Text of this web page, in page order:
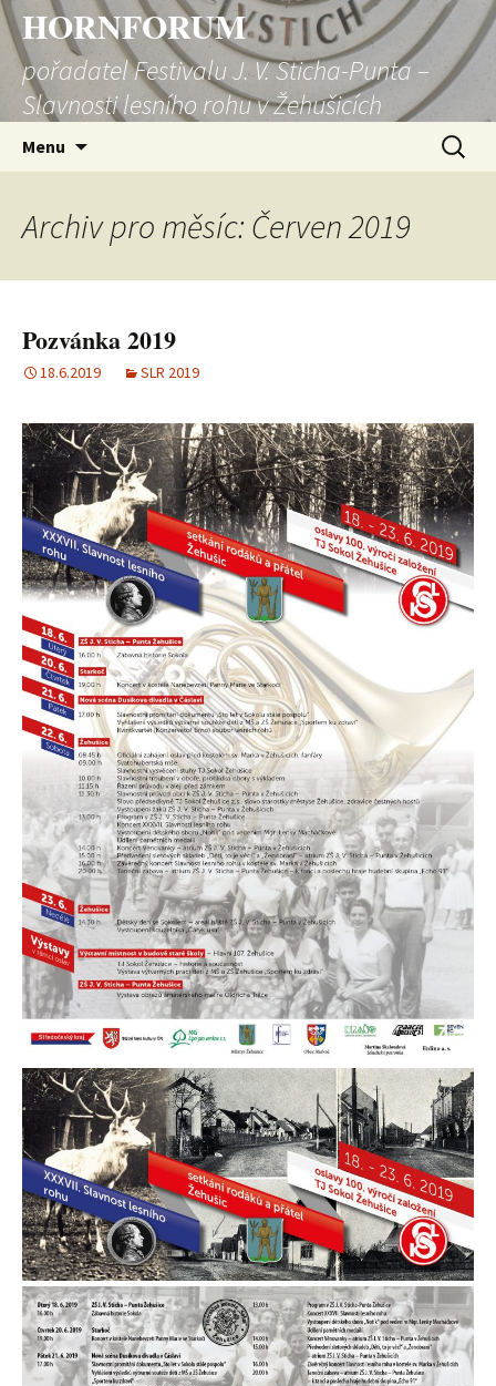
HORNFORUM
pořadatel Festivalu J. V. Sticha-Punta –
Slavnosti lesního rohu v Žehušicích
Menu
webu
Archiv pro měsíc: Červen 2019
Pozvánka 2019
18.6.2019 SLR 2019